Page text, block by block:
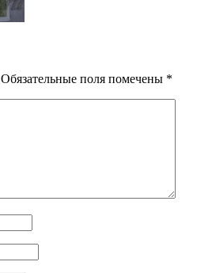
Обязательные поля помечены *